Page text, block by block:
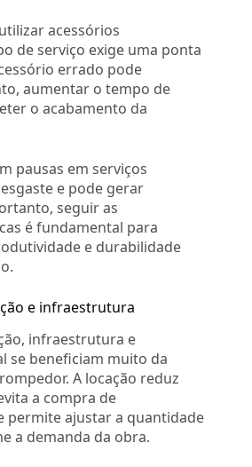
acessórios
de serviço exige uma ponta
errado pode
aumentar o tempo de
o acabamento da
pausas em serviços
e pode gerar
seguir as
é fundamental para
e durabilidade
e infraestrutura
infraestrutura e
se beneficiam muito da
A locação reduz
a compra de
permite ajustar a quantidade
a demanda da obra.